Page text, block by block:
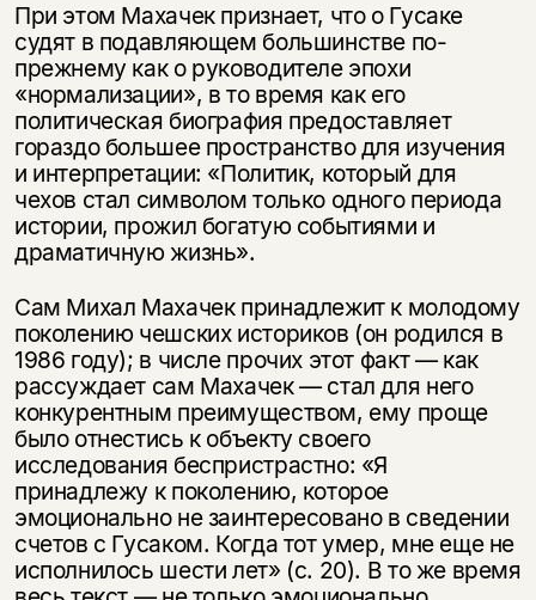
При этом Махачек признает, что о Гусаке
судят в подавляющем большинстве по-
прежнему как о руководителе эпохи
«нормализации», в то время как его
политическая биография предоставляет
гораздо большее пространство для изучения
и интерпретации: «Политик, который для
чехов стал символом только одного периода
истории, прожил богатую событиями и
драматичную жизнь».
Сам Михал Махачек принадлежит к молодому
поколению чешских историков (он родился в
1986 году); в числе прочих этот факт — как
рассуждает сам Махачек — стал для него
конкурентным преимуществом, ему проще
было отнестись к объекту своего
исследования беспристрастно: «Я
принадлежу к поколению, которое
эмоционально не заинтересовано в сведении
счетов с Гусаком. Когда тот умер, мне еще не
исполнилось шести лет» (с. 20). В то же время